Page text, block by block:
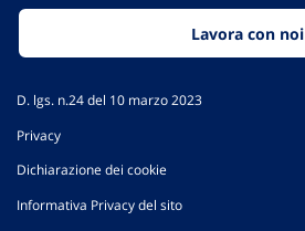
Lavora con noi
D. lgs. n.24 del 10 marzo 2023
Privacy
Dichiarazione dei cookie
Informativa Privacy del sito